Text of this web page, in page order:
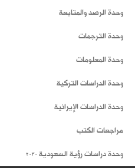
وحدة الرصد والمتابعة
وحدة الترجمات
وحدة المعلومات
وحدة الدراسات التركية
وحدة الدراسات الإيرانية
مراجعات الكتب
وحدة دراسات رؤية السعودية 2030